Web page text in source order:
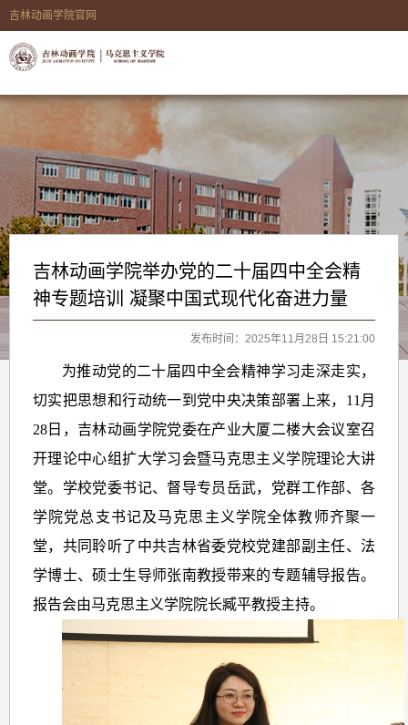
吉林动画学院官网
吉林动画学院举办党的二十届四中全会精
神专题培训 凝聚中国式现代化奋进力量
发布时间：2025年11月28日 15:21:00
为推动党的二十届四中全会精神学习走深走实，
切实把思想和行动统一到党中央决策部署上来，11月
28日，吉林动画学院党委在产业大厦二楼大会议室召
开理论中心组扩大学习会暨马克思主义学院理论大讲
堂。学校党委书记、督导专员岳武，党群工作部、各
学院党总支书记及马克思主义学院全体教师齐聚一
堂，共同聆听了中共吉林省委党校党建部副主任、法
学博士、硕士生导师张南教授带来的专题辅导报告。
报告会由马克思主义学院院长臧平教授主持。